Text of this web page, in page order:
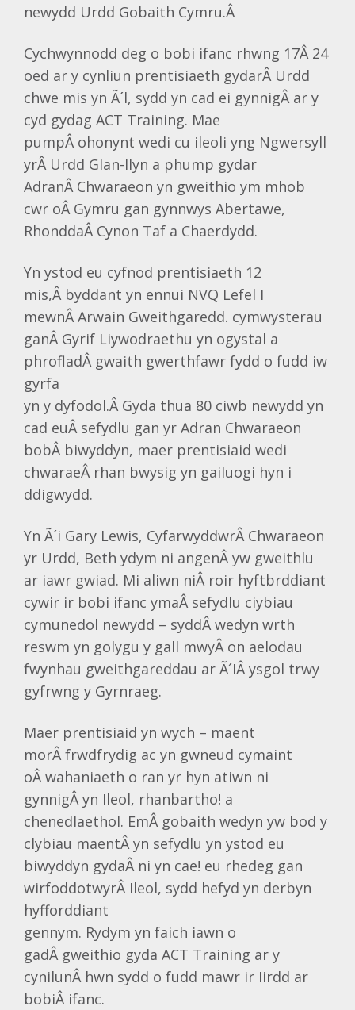
newydd Urdd Gobaith Cymru.Â
Cychwynnodd deg o bobi ifanc rhwng 17Â 24
oed ar y cynliun prentisiaeth gydarÂ Urdd
chwe mis yn Ã´l, sydd yn cad ei gynnigÂ ar y
cyd gydag ACT Training. Mae
pumpÂ ohonynt wedi cu ileoli yng Ngwersyll
yrÂ Urdd Glan-Ilyn a phump gydar
AdranÂ Chwaraeon yn gweithio ym mhob
cwr oÂ Gymru gan gynnwys Abertawe,
RhonddaÂ Cynon Taf a Chaerdydd.
Yn ystod eu cyfnod prentisiaeth 12
mis,Â byddant yn ennui NVQ Lefel I
mewnÂ Arwain Gweithgaredd. cymwysterau
ganÂ Gyrif Liywodraethu yn ogystal a
phrofladÂ gwaith gwerthfawr fydd o fudd iw
gyrfa
yn y dyfodol.Â Gyda thua 80 ciwb newydd yn
cad euÂ sefydlu gan yr Adran Chwaraeon
bobÂ biwyddyn, maer prentisiaid wedi
chwaraeÂ rhan bwysig yn gailuogi hyn i
ddigwydd.
Yn Ã´i Gary Lewis, CyfarwyddwrÂ Chwaraeon
yr Urdd, Beth ydym ni angenÂ yw gweithlu
ar iawr gwiad. Mi aliwn niÂ roir hyftbrddiant
cywir ir bobi ifanc ymaÂ sefydlu ciybiau
cymunedol newydd – syddÂ wedyn wrth
reswm yn golygu y gall mwyÂ on aelodau
fwynhau gweithgareddau ar Ã´IÂ ysgol trwy
gyfrwng y Gyrnraeg.
Maer prentisiaid yn wych – maent
morÂ frwdfrydig ac yn gwneud cymaint
oÂ wahaniaeth o ran yr hyn atiwn ni
gynnigÂ yn Ileol, rhanbartho! a
chenedlaethol. EmÂ gobaith wedyn yw bod y
clybiau maentÂ yn sefydlu yn ystod eu
biwyddyn gydaÂ ni yn cae! eu rhedeg gan
wirfoddotwyrÂ Ileol, sydd hefyd yn derbyn
hyfforddiant
gennym. Rydym yn faich iawn o
gadÂ gweithio gyda ACT Training ar y
cynilunÂ hwn sydd o fudd mawr ir Iirdd ar
bobiÂ ifanc.